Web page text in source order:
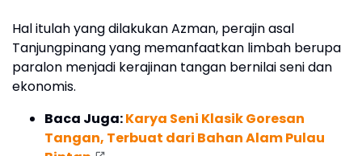
Hal itulah yang dilakukan Azman, perajin asal
Tanjungpinang yang memanfaatkan limbah berupa
paralon menjadi kerajinan tangan bernilai seni dan
ekonomis.
Baca Juga:Karya Seni Klasik Goresan
Tangan, Terbuat dari Bahan Alam Pulau